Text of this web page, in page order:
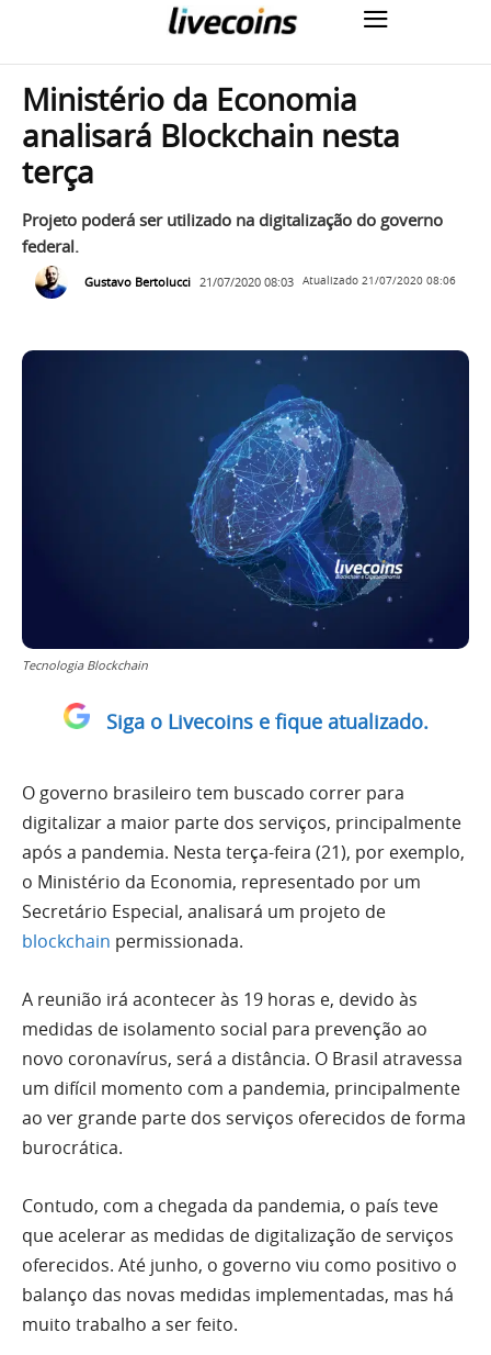
Ministério da Economia
analisará Blockchain nesta
terça
Projeto poderá ser utilizado na digitalização do governo
federal.
Gustavo Bertolucci 21/07/2020 08:03 Atualizado 21/07/2020 08:06
Tecnologia Blockchain
Siga o Livecoins e fique atualizado.
O governo brasileiro tem buscado correr para
digitalizar a maior parte dos serviços, principalmente
após a pandemia. Nesta terça-feira (21), por exemplo,
o Ministério da Economia, representado por um
Secretário Especial, analisará um projeto de
blockchain permissionada.
A reunião irá acontecer às 19 horas e, devido às
medidas de isolamento social para prevenção ao
novo coronavírus, será a distância. O Brasil atravessa
um difícil momento com a pandemia, principalmente
ao ver grande parte dos serviços oferecidos de forma
burocrática.
Contudo, com a chegada da pandemia, o país teve
que acelerar as medidas de digitalização de serviços
oferecidos. Até junho, o governo viu como positivo o
balanço das novas medidas implementadas, mas há
muito trabalho a ser feito.